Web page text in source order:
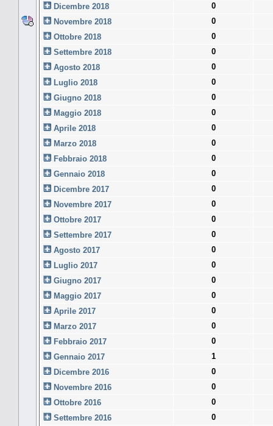
Dicembre 2018
0
Novembre 2018
0
Ottobre 2018
0
Settembre 2018
0
Agosto 2018
0
Luglio 2018
0
Giugno 2018
0
Maggio 2018
0
Aprile 2018
0
Marzo 2018
0
Febbraio 2018
0
Gennaio 2018
0
Dicembre 2017
0
Novembre 2017
0
Ottobre 2017
0
Settembre 2017
0
Agosto 2017
0
Luglio 2017
0
Giugno 2017
0
Maggio 2017
0
Aprile 2017
0
Marzo 2017
0
Febbraio 2017
0
Gennaio 2017
1
Dicembre 2016
0
Novembre 2016
0
Ottobre 2016
0
Settembre 2016
0